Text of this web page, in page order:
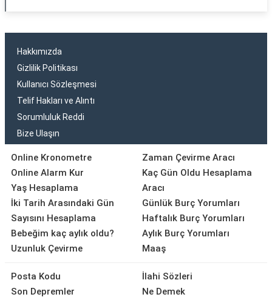
Hakkımızda
Gizlilik Politikası
Kullanıcı Sözleşmesi
Telif Hakları ve Alıntı
Sorumluluk Reddi
Bize Ulaşın
Online Kronometre
Online Alarm Kur
Yaş Hesaplama
İki Tarih Arasındaki Gün
Sayısını Hesaplama
Bebeğim kaç aylık oldu?
Uzunluk Çevirme
Zaman Çevirme Aracı
Kaç Gün Oldu Hesaplama
Aracı
Günlük Burç Yorumları
Haftalık Burç Yorumları
Aylık Burç Yorumları
Maaş
Posta Kodu
Son Depremler
İlahi Sözleri
Ne Demek